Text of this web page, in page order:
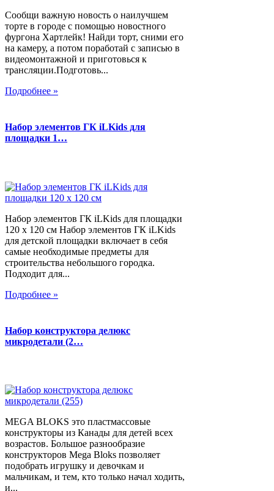
Сообщи важную новость о наилучшем
торте в городе с помощью новостного
фургона Хартлейк! Найди торт, сними его
на камеру, а потом поработай с записью в
видеомонтажной и приготовься к
трансляции.Подготовь...
Подробнее »
Набор элементов ГК iLKids для
площадки 1…
Набор элементов ГК iLKids для площадки
120 х 120 см Набор элементов ГК iLKids
для детской площадки включает в себя
самые необходимые предметы для
строительства небольшого городка.
Подходит для...
Подробнее »
Набор конструктора делюкс
микродетали (2…
MEGA BLOKS это пластмассовые
конструкторы из Канады для детей всех
возрастов. Большое разнообразие
конструкторов Mega Bloks позволяет
подобрать игрушку и девочкам и
мальчикам, и тем, кто только начал ходить,
и...